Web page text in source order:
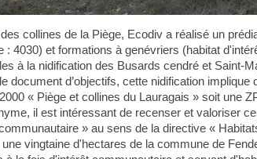
collines de la Piège, Ecodiv a réalisé un
: 4030) et formations à genévriers (habitat
à la nidification des Busards cendré et Saint-
document d’objectifs, cette nidification
« Piège et collines du Lauragais » soit une
il est intéressant de recenser et valoriser
» au sens de la directive «
vingtaine d'hectares de la commune de